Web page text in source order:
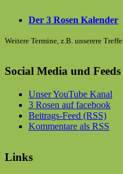
Der 3 Rosen Kalender
Weitere Termine, z.B. unserere
Social Media und Feeds
Unser YouTube Kanal
3 Rosen auf facebook
Beitrags-Feed (RSS)
Kommentare als RSS
Links